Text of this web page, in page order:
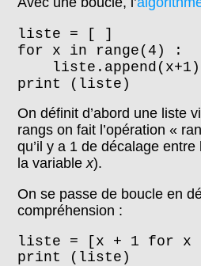
liste = [ ]
for x in range(4) :
liste.append(x+1)
print (liste)
On définit d’abord une liste
rangs on fait l’opération «
qu’il y a 1 de décalage
la variablex).
On se passe de boucle en
compréhension :
liste = [x + 1 for x
print (liste)